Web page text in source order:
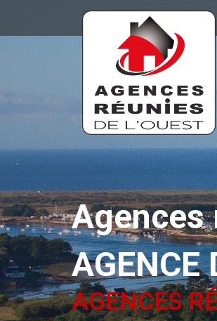
Agences
AGENCE
AGENCES